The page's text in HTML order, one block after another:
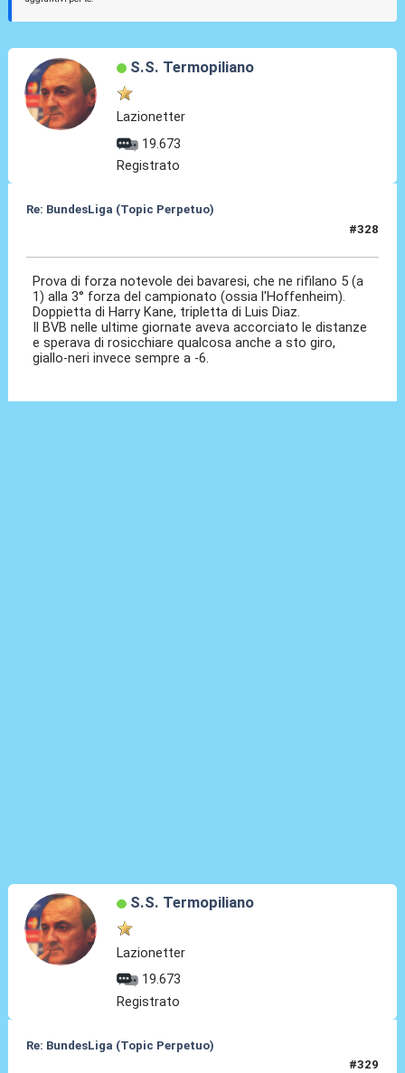
S.S. Termopiliano
Lazionetter
19.673
Registrato
Re: BundesLiga (Topic Perpetuo)
#328
Prova di forza notevole dei bavaresi, che ne rifilano 5 (a
1) alla 3° forza del campionato (ossia l'Hoffenheim).
Doppietta di Harry Kane, tripletta di Luis Diaz.
Il BVB nelle ultime giornate aveva accorciato le distanze
e sperava di rosicchiare qualcosa anche a sto giro,
giallo-neri invece sempre a -6.
S.S. Termopiliano
Lazionetter
19.673
Registrato
Re: BundesLiga (Topic Perpetuo)
#329